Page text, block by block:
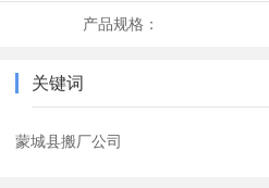
产品规格：
关键词
蒙城县搬厂公司